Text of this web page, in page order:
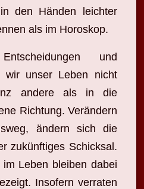
den Händen leichter
als im Horoskop.
und
wir unser Leben nicht
andere als in die
Richtung. Verändern
ändern sich die
zukünftiges Schicksal.
Leben bleiben dabei
Insofern verraten